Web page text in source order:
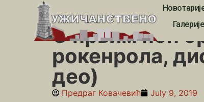
Галерије
О првим поп
О првим поп
рокенрола,
део)
Предраг Ковачевић July 9, 2019